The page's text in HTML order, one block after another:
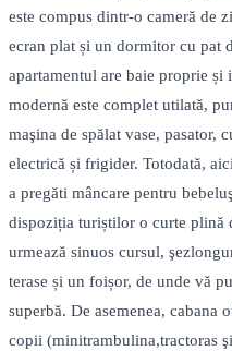
este compus dintr-o cameră de
ecran plat și un dormitor cu pat
apartamentul are baie proprie
modernă este complet utilată,
maşina de spălat vase, pasator,
electrică și frigider. Totodată,
a pregăti mâncare pentru
dispoziția turiștilor o curte plină
urmează sinuos cursul,
terase și un foișor, de unde vă
superbă. De asemenea, cabana
copii (minitrambulina,tractoras